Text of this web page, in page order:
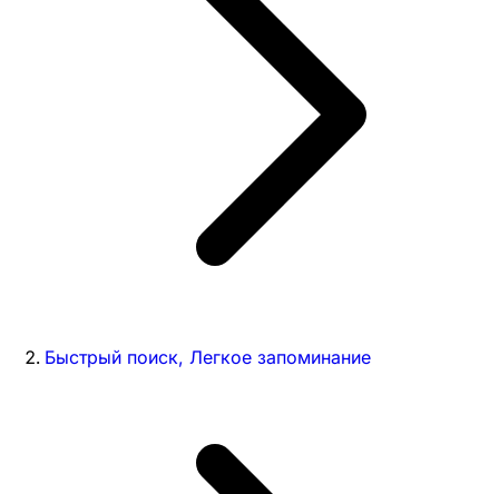
Быстрый поиск, Легкое запоминание